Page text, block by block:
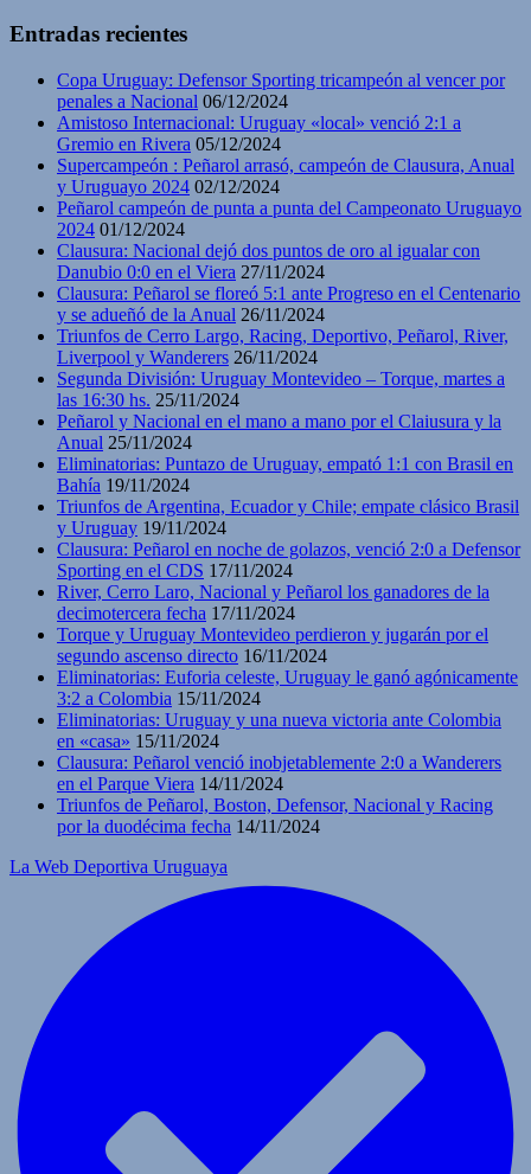
Entradas recientes
Copa Uruguay: Defensor Sporting tricampeón al vencer por
penales a Nacional 06/12/2024
Amistoso Internacional: Uruguay «local» venció 2:1 a
Gremio en Rivera 05/12/2024
Supercampeón : Peñarol arrasó, campeón de Clausura, Anual
y Uruguayo 2024 02/12/2024
Peñarol campeón de punta a punta del Campeonato Uruguayo
2024 01/12/2024
Clausura: Nacional dejó dos puntos de oro al igualar con
Danubio 0:0 en el Viera 27/11/2024
Clausura: Peñarol se floreó 5:1 ante Progreso en el Centenario
y se adueñó de la Anual 26/11/2024
Triunfos de Cerro Largo, Racing, Deportivo, Peñarol, River,
Liverpool y Wanderers 26/11/2024
Segunda División: Uruguay Montevideo – Torque, martes a
las 16:30 hs. 25/11/2024
Peñarol y Nacional en el mano a mano por el Claiusura y la
Anual 25/11/2024
Eliminatorias: Puntazo de Uruguay, empató 1:1 con Brasil en
Bahía 19/11/2024
Triunfos de Argentina, Ecuador y Chile; empate clásico Brasil
y Uruguay 19/11/2024
Clausura: Peñarol en noche de golazos, venció 2:0 a Defensor
Sporting en el CDS 17/11/2024
River, Cerro Laro, Nacional y Peñarol los ganadores de la
decimotercera fecha 17/11/2024
Torque y Uruguay Montevideo perdieron y jugarán por el
segundo ascenso directo 16/11/2024
Eliminatorias: Euforia celeste, Uruguay le ganó agónicamente
3:2 a Colombia 15/11/2024
Eliminatorias: Uruguay y una nueva victoria ante Colombia
en «casa» 15/11/2024
Clausura: Peñarol venció inobjetablemente 2:0 a Wanderers
en el Parque Viera 14/11/2024
Triunfos de Peñarol, Boston, Defensor, Nacional y Racing
por la duodécima fecha 14/11/2024
La Web Deportiva Uruguaya